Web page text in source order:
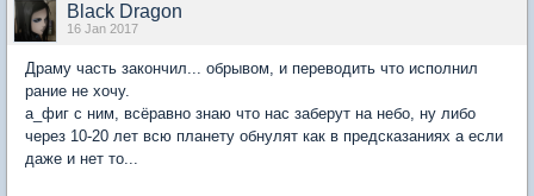
Black Dragon
16 Jan 2017
Драму часть закончил... обрывом, и переводить что исполнил
рание не хочу.
а_фиг с ним, всёравно знаю что нас заберут на небо, ну либо
через 10-20 лет всю планету обнулят как в предсказаниях а если
даже и нет то...